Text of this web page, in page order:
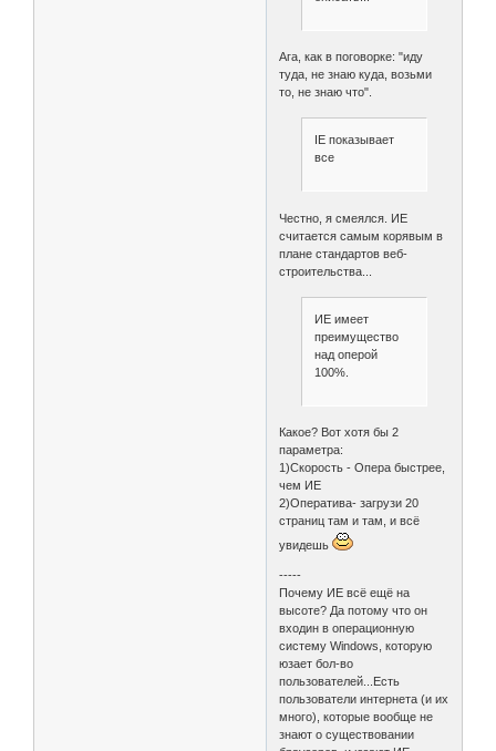
Ага, как в поговорке: "иду
туда, не знаю куда, возьми
то, не знаю что".
IE показывает
все
Честно, я смеялся. ИЕ
считается самым корявым в
плане стандартов веб-
строительства...
ИЕ имеет
преимущество
над оперой
100%.
Какое? Вот хотя бы 2
параметра:
1)Скорость - Опера быстрее,
чем ИЕ
2)Оператива- загрузи 20
страниц там и там, и всё
увидешь
-----
Почему ИЕ всё ещё на
высоте? Да потому что он
входин в операционную
систему Windows, которую
юзает бол-во
пользователей...Есть
пользователи интернета (и их
много), которые вообще не
знают о существовании